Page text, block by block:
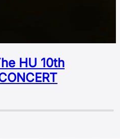
HU 10th